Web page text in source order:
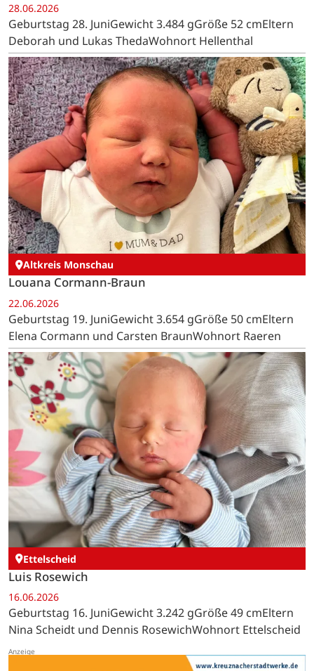
28.06.2026
Geburtstag 28. JuniGewicht 3.484 gGröße 52 cmEltern
Deborah und Lukas ThedaWohnort Hellenthal
Altkreis Monschau
Louana Cormann-Braun
22.06.2026
Geburtstag 19. JuniGewicht 3.654 gGröße 50 cmEltern
Elena Cormann und Carsten BraunWohnort Raeren
Ettelscheid
Luis Rosewich
16.06.2026
Geburtstag 16. JuniGewicht 3.242 gGröße 49 cmEltern
Nina Scheidt und Dennis RosewichWohnort Ettelscheid